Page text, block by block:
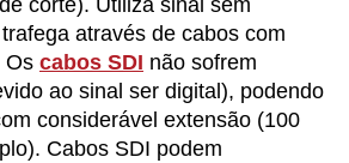
através de cabos com
Os cabos SDI não sofrem
ao sinal ser digital), podendo
considerável extensão (100
Cabos SDI podem